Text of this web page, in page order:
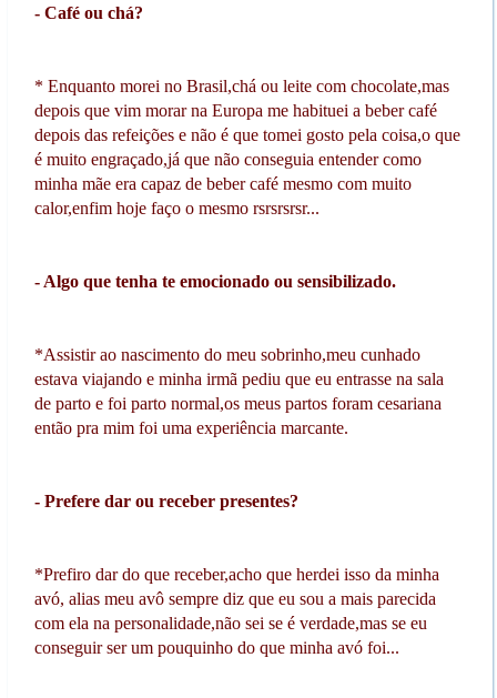
- Café ou chá?
* Enquanto morei no Brasil,chá ou leite com chocolate,mas
depois que vim morar na Europa me habituei a beber café
depois das refeições e não é que tomei gosto pela coisa,o que
é muito engraçado,já que não conseguia entender como
minha mãe era capaz de beber café mesmo com muito
calor,enfim hoje faço o mesmo rsrsrsrsr...
- Algo que tenha te emocionado ou sensibilizado.
*Assistir ao nascimento do meu sobrinho,meu cunhado
estava viajando e minha irmã pediu que eu entrasse na sala
de parto e foi parto normal,os meus partos foram cesariana
então pra mim foi uma experiência marcante.
- Prefere dar ou receber presentes?
*Prefiro dar do que receber,acho que herdei isso da minha
avó, alias meu avô sempre diz que eu sou a mais parecida
com ela na personalidade,não sei se é verdade,mas se eu
conseguir ser um pouquinho do que minha avó foi...